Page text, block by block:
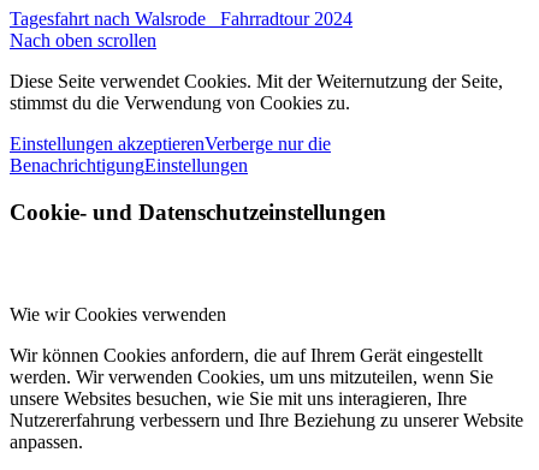
Tagesfahrt nach Walsrode
Fahrradtour 2024
Nach oben scrollen
Diese Seite verwendet Cookies. Mit der Weiternutzung der Seite,
stimmst du die Verwendung von Cookies zu.
Einstellungen akzeptierenVerberge nur die
BenachrichtigungEinstellungen
Cookie- und Datenschutzeinstellungen
Wie wir Cookies verwenden
Wir können Cookies anfordern, die auf Ihrem Gerät eingestellt
werden. Wir verwenden Cookies, um uns mitzuteilen, wenn Sie
unsere Websites besuchen, wie Sie mit uns interagieren, Ihre
Nutzererfahrung verbessern und Ihre Beziehung zu unserer Website
anpassen.